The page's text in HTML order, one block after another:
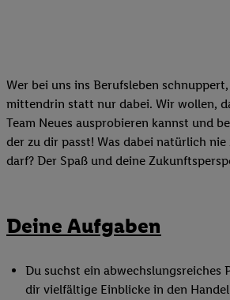
Wer bei uns ins Berufsleben
mittendrin statt nur dabei. Wir wollen,
Team Neues ausprobieren kannst und
der zu dir passt! Was dabei natürlich nie
darf? Der Spaß und deine
Deine Aufgaben
Du suchst ein abwechslungsreiches
dir vielfältige Einblicke in den